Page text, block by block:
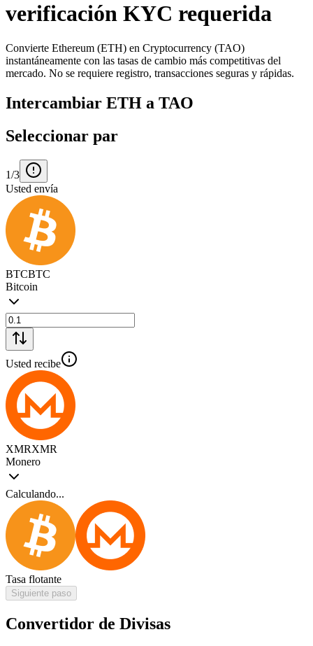
verificación KYC requerida
Convierte Ethereum (ETH) en Cryptocurrency (TAO)
instantáneamente con las tasas de cambio más competitivas del
mercado. No se requiere registro, transacciones seguras y rápidas.
Intercambiar ETH a TAO
Seleccionar par
1/3
Usted envía
BTCBTC
Bitcoin
Usted recibe
XMRXMR
Monero
Calculando...
Tasa flotante
Siguiente paso
Convertidor de Divisas